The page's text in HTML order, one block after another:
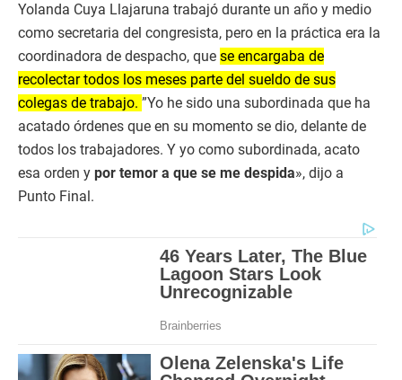
Yolanda Cuya Llajaruna trabajó durante un año y medio
como secretaria del congresista, pero en la práctica era la
coordinadora de despacho, que se encargaba de
recolectar todos los meses parte del sueldo de sus
colegas de trabajo. ”Yo he sido una subordinada que ha
acatado órdenes que en su momento se dio, delante de
todos los trabajadores. Y yo como subordinada, acato
esa orden y por temor a que se me despida», dijo a
Punto Final.